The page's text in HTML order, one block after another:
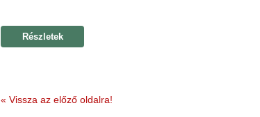
Részletek
« Vissza az előző oldalra!